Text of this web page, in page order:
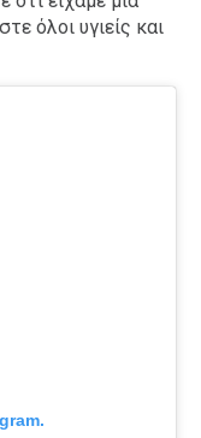
όλοι υγιείς και